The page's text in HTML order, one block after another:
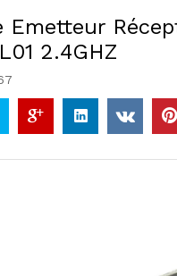
Emetteur
2.4GHZ